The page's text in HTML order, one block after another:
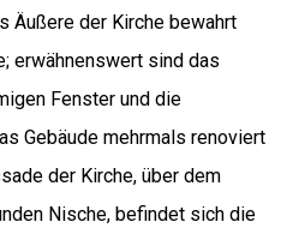
Äußere der Kirche bewahrt
erwähnenswert sind das
Fenster und die
Gebäude mehrmals renoviert
der Kirche, über dem
Nische, befindet sich die